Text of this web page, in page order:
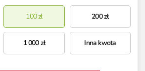
100zł 200zł
1 000zł Inna kwota